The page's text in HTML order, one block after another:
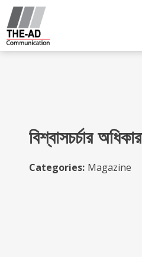
Skip
to
content
বিশ্বাসচর্চার অধিকার
Categories: Magazine